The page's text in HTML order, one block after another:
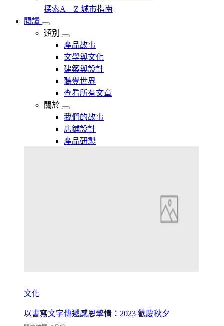
探索A—Z 城市指南
閱讀
類別
產品故事
文學與文化
建築與設計
聽覺世界
查看所有文章
關於
我們的故事
店鋪設計
產品研製
文化
以書寫文字傳遞感恩摯情：2023 歡慶秋夕